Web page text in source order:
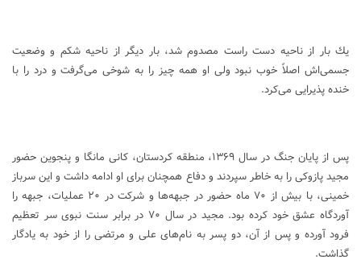
يك بار از ناحيه دست راست مصدوم شد، بار ديگر از ناحيه شكم و وضعيت
جسمی‌اش اصلاً خوب نبود ولی او همه چيز را به شوخی می‌گرفت و درد را با
خنده پذيرايی می‌كرد.
پس از پايان جنگ در سال ۱۳۶۹، منطقه كردستان، كانی مانگا و پنجوين حضور
مجيد پازوكی را به خاطر سپردند و دفاع همچنان برای او ادامه داشت و اين سرباز
خمينی، با بيش از ۷۰ ماه حضور در جبهه‌ها و شركت در ۲۰ عمليات، جبهه را
آوردگاه عشق خود كرده بود. مجيد در سال ۷۰ در برابر سنت نبوی سر تعظيم
فرود آورده و پس از آن، دو پسر به نام‌های علی و مرتضی را از خود به يادگار
گذاشت.